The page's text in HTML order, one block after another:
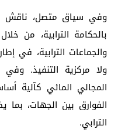
وفي سياق متصل، ناقش
بالحكامة الترابية، من
والجماعات الترابية، في
ولا مركزية التنفيذ.
المجالي المائي كآلية
الفوارق بين الجهات،
الترابي.